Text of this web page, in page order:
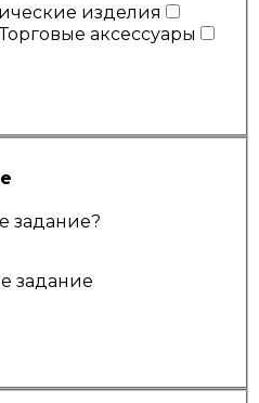
изделия
Торговые аксессуары
задание?
задание